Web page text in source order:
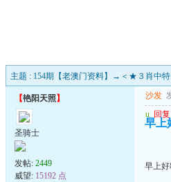
主题 : 154期【老澳门资料】→＜★３肖中
【艳阳天照 】
圣骑士
发帖: 2449
威望: 15192 点
沙发
u 回复
早上
早上好